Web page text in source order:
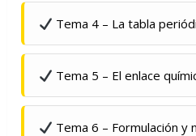
Tema 4 – La tabla
Tema 5 – El enlace
Tema 6 – Formulación y